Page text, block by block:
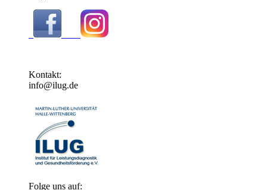
Kontakt:
info@ilug.de
Folge uns auf: